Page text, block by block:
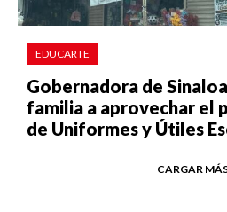
EDUCARTE
Gobernadora de
familia a aprovechar el
de Uniformes y Útiles
CARGAR